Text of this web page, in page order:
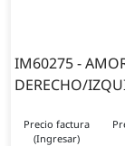
IM60275 -
DERECHO/
Precio factura
(Ingresar)